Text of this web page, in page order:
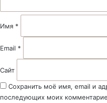
и
й
Имя *
Email *
Сайт
Сохранить моё имя, email и
последующих моих